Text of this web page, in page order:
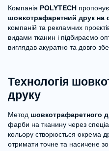
Компанія POLYTECH
шовкотрафаретний друк на
компаній та рекламних
видами тканин і підбираємо
виглядав акуратно та довго
Технологія
друку
Метод шовкотрафаретного
фарби на тканину через
кольору створюється окрема
отримати точне та насичене